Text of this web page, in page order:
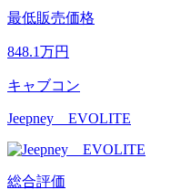
最低販売価格
848.1万円
キャブコン
Jeepney EVOLITE
総合評価